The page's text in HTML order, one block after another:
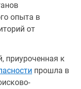
опыта в
от
приуроченная к
прошла в